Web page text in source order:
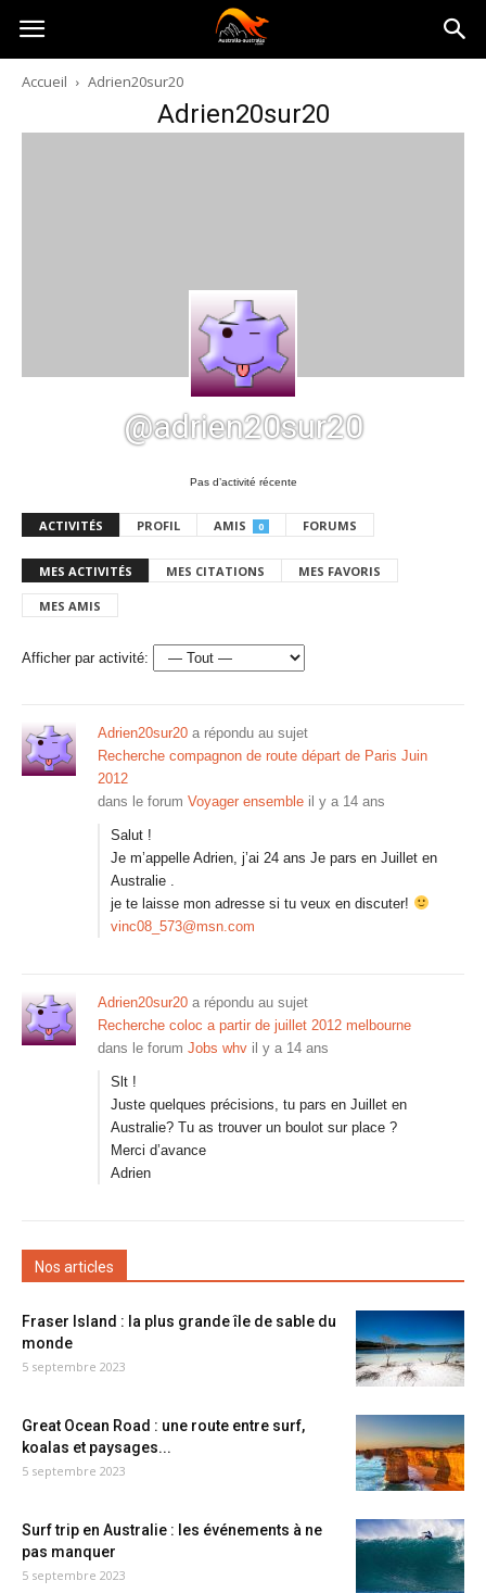
Australia-
australie.com
Accueil Adrien20sur20
Adrien20sur20
@adrien20sur20
Pas d’activité récente
ACTIVITÉS PROFIL AMIS 0 FORUMS
MES ACTIVITÉS MES CITATIONS MES FAVORIS
MES AMIS
Afficher par activité:
Adrien20sur20 a répondu au sujet
Recherche compagnon de route départ de Paris Juin
2012
dans le forum Voyager ensemble il y a 14 ans
Salut !
Je m’appelle Adrien, j’ai 24 ans Je pars en Juillet en
Australie .
je te laisse mon adresse si tu veux en discuter!
vinc08_573@msn.com
Adrien20sur20 a répondu au sujet
Recherche coloc a partir de juillet 2012 melbourne
dans le forum Jobs whv il y a 14 ans
Slt !
Juste quelques précisions, tu pars en Juillet en
Australie? Tu as trouver un boulot sur place ?
Merci d’avance
Adrien
Nos articles
Fraser Island : la plus grande île de sable du
monde
5 septembre 2023
Great Ocean Road : une route entre surf,
koalas et paysages...
5 septembre 2023
Surf trip en Australie : les événements à ne
pas manquer
5 septembre 2023